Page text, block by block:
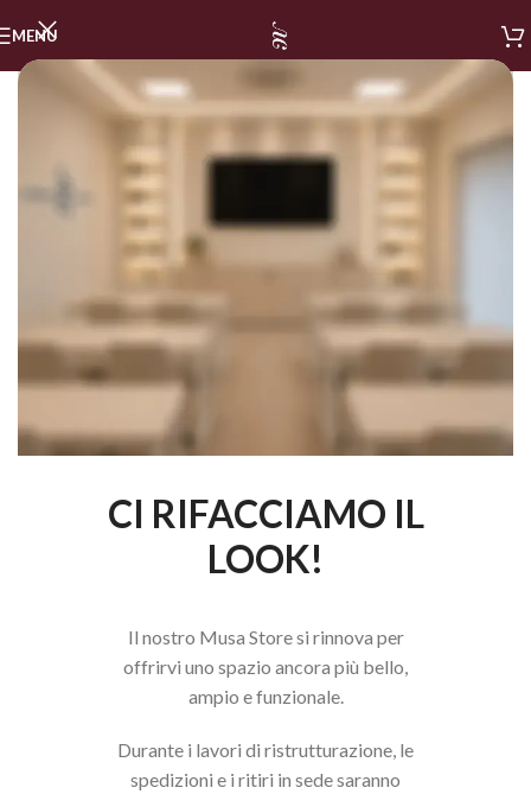
CI RIFACCIAMO IL
LOOK!
Il nostro Musa Store si rinnova per
offrirvi uno spazio ancora più bello,
ampio e funzionale.
Durante i lavori di ristrutturazione, le
spedizioni e i ritiri in sede saranno
MENU